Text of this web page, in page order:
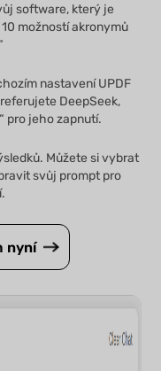
software, který je
možností akronymů
nastavení UPDF
DeepSeek,
pro jeho zapnutí.
Můžete si vybrat
svůj prompt pro
nyní